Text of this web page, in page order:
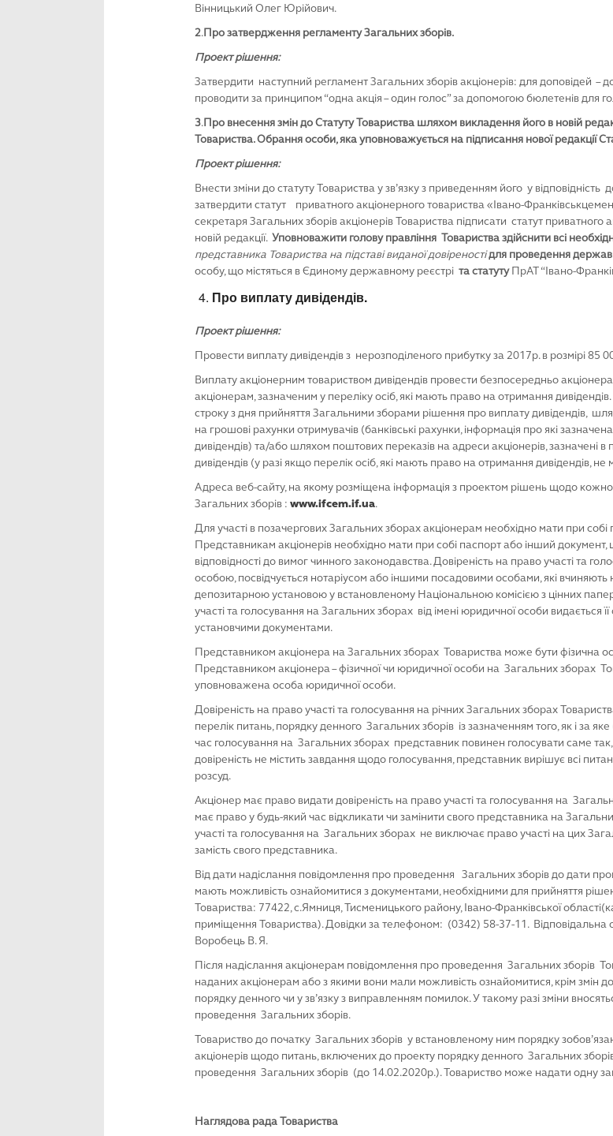
Вінницький Олег Юрійович.
2.Про затвердження регламенту Загальних зборів.
Проект рішення:
Затвердити наступний регламент Загальних зборів акціонерів: для доповідей –
проводити за принципом “одна акція – один голос” за допомогою бюлетенів для
3.Про внесення змін до Статуту Товариства шляхом викладення його в новій
Товариства. Обрання особи, яка уповноважується на підписання нової редакції
Проект рішення:
Внести зміни до статуту Товариства у зв’язку з приведенням його у
затвердити статут приватного акціонерного товариства «Івано-
секретаря Загальних зборів акціонерів Товариства підписати статут
новій редакції. Уповноважити голову правління Товариства здійснити всі
представника Товариства на підставі виданої довіреностідля проведення
особу, що містяться в Єдиному державному реєстрі та статутуПрАТ “Івано-
Про виплату дивідендів.
Проект рішення:
Провести виплату дивідендів з нерозподіленого прибутку за 2017р. в розмірі 85
Виплату акціонерним товариством дивідендів провести безпосередньо
акціонерам, зазначеним у переліку осіб, які мають право на отримання
строку з дня прийняття Загальними зборами рішення про виплату дивідендів,
на грошові рахунки отримувачів (банківські рахунки, інформація про які
дивідендів) та/або шляхом поштових переказів на адреси акціонерів, зазначені в
дивідендів (у разі якщо перелік осіб, які мають право на отримання дивідендів, не
Адреса веб-сайту, на якому розміщена інформація з проектом рішень щодо
Загальних зборів : www.ifcem.if.ua.
Для участі в позачергових Загальних зборах акціонерам необхідно мати при
Представникам акціонерів необхідно мати при собі паспорт або інший документ,
відповідності до вимог чинного законодавства. Довіреність на право участі та
особою, посвідчується нотаріусом або іншими посадовими особами, які вчиняють
депозитарною установою у встановленому Національною комісією з цінних
участі та голосування на Загальних зборах від імені юридичної особи
установчими документами.
Представником акціонера на Загальних зборах Товариства може бути фізична
Представником акціонера – фізичної чи юридичної особи на Загальних зборах
уповноважена особа юридичної особи.
Довіреність на право участі та голосування на річних Загальних зборах
перелік питань, порядку денного Загальних зборів із зазначенням того, як і за
час голосування на Загальних зборах представник повинен голосувати саме
довіреність не містить завдання щодо голосування, представник вирішує всі
розсуд.
Акціонер має право видати довіреність на право участі та голосування на
має право у будь-який час відкликати чи замінити свого представника на
участі та голосування на Загальних зборах не виключає право участі на цих
замість свого представника.
Від дати надіслання повідомлення про проведення Загальних зборів до дати
мають можливість ознайо­ми­тися з документами, необхідними для прийняття
Товариства: 77422, с.Ямниця, Тисменицького району, Івано-Франківської
приміщення Товариства). Довідки за телефоном: (0342) 58-37-11. Відповідальна
Воробець В. Я.
Після надіслання акціонерам повідомлення про проведення Загальних зборів
наданих акціонерам або з якими вони мали можливість ознайомитися, крім змін до
порядку денного чи у зв’язку з виправленням помилок. У такому разі зміни
проведення Загальних зборів.
Товариство до початку Загальних зборів у встановленому ним порядку
акціонерів щодо питань, включених до проекту порядку денного Загальних
проведення Загальних зборів (до 14.02.2020р.). Товариство може надати одну
Наглядова рада Товариства